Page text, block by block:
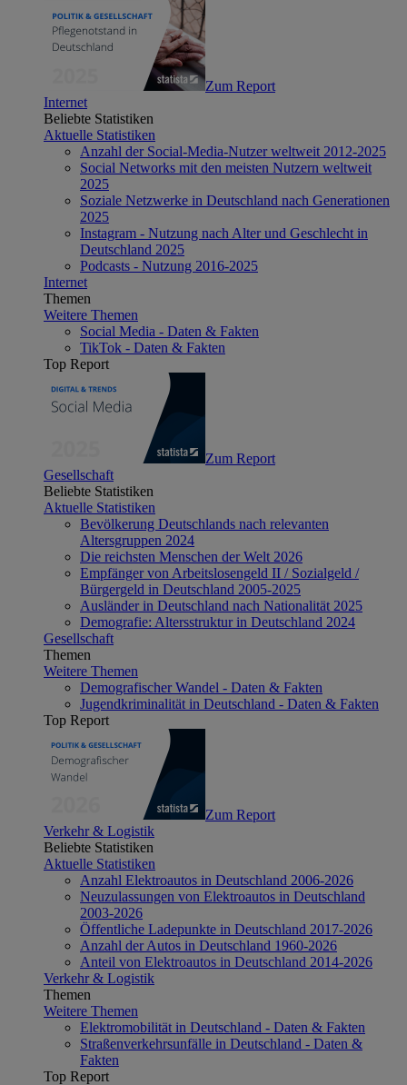
Zum Report
Internet
Beliebte Statistiken
Aktuelle Statistiken
Anzahl der Social-Media-Nutzer weltweit 2012-2025
Social Networks mit den meisten Nutzern weltweit
2025
Soziale Netzwerke in Deutschland nach Generationen
2025
Instagram - Nutzung nach Alter und Geschlecht in
Deutschland 2025
Podcasts - Nutzung 2016-2025
Internet
Themen
Weitere Themen
Social Media - Daten & Fakten
TikTok - Daten & Fakten
Top Report
Zum Report
Gesellschaft
Beliebte Statistiken
Aktuelle Statistiken
Bevölkerung Deutschlands nach relevanten
Altersgruppen 2024
Die reichsten Menschen der Welt 2026
Empfänger von Arbeitslosengeld II / Sozialgeld /
Bürgergeld in Deutschland 2005-2025
Ausländer in Deutschland nach Nationalität 2025
Demografie: Altersstruktur in Deutschland 2024
Gesellschaft
Themen
Weitere Themen
Demografischer Wandel - Daten & Fakten
Jugendkriminalität in Deutschland - Daten & Fakten
Top Report
Zum Report
Verkehr & Logistik
Beliebte Statistiken
Aktuelle Statistiken
Anzahl Elektroautos in Deutschland 2006-2026
Neuzulassungen von Elektroautos in Deutschland
2003-2026
Öffentliche Ladepunkte in Deutschland 2017-2026
Anzahl der Autos in Deutschland 1960-2026
Anteil von Elektroautos in Deutschland 2014-2026
Verkehr & Logistik
Themen
Weitere Themen
Elektromobilität in Deutschland - Daten & Fakten
Straßenverkehrsunfälle in Deutschland - Daten &
Fakten
Top Report